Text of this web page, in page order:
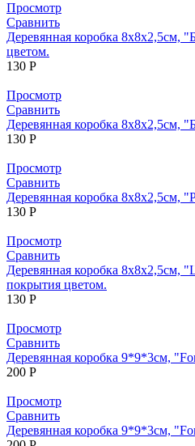
Просмотр
Сравнить
Деревянная коробка 8х8х2,5см,
цветом.
130 Р
Просмотр
Сравнить
Деревянная коробка 8х8х2,5см,
130 Р
Просмотр
Сравнить
Деревянная коробка 8х8х2,5см,
130 Р
Просмотр
Сравнить
Деревянная коробка 8х8х2,5см,
покрытия цветом.
130 Р
Просмотр
Сравнить
Деревянная коробка 9*9*3см,
200 Р
Просмотр
Сравнить
Деревянная коробка 9*9*3см,